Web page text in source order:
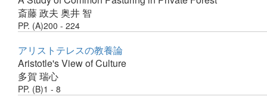
斎藤 政夫 奥井 智
PP. (A)200 - 224
アリストテレスの教養論
Aristotle's View of Culture
多賀 瑞心
PP. (B)1 - 8